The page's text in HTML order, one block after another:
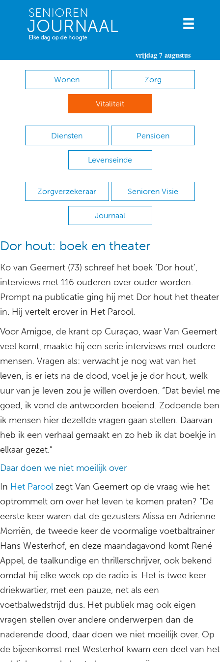
vrijdag 7 augustus
Wonen Zorg
Vitaliteit
Diensten Pensioen
Levenseinde
Zorgverzekeraar Senioren Visie
Journaal
Dor hout: boek en theater
Ko van Geemert (73) schreef het boek ‘Dor hout’,
interviews met 116 ouderen over ouder worden.
Prompt na publicatie ging hij met Dor hout het theater
in. Hij vertelt erover in Het Parool.
Voor Amigoe, de krant op Curaçao, waar Van Geemert
veel komt, maakte hij een serie interviews met oudere
mensen. Vragen als: verwacht je nog wat van het
leven, is er iets na de dood, voel je je dor hout, welk
uur van je leven zou je willen overdoen. “Dat beviel me
goed, ik vond de antwoorden boeiend. Zodoende ben
ik mensen hier dezelfde vragen gaan stellen. Daarvan
heb ik een verhaal gemaakt en zo heb ik dat boekje in
elkaar gezet.”
Daar doen we niet moeilijk over
In Het Parool zegt Van Geemert op de vraag wie het
optrommelt om over het leven te komen praten? “De
eerste keer waren dat de gezusters Alissa en Adrienne
Morriën, de tweede keer de voormalige voetbaltrainer
Hans Westerhof, en deze maandagavond komt René
Appel, de taalkundige en thrillerschrijver, ook bekend
omdat hij elke week op de radio is. Het is twee keer
driekwartier, met een pauze, net als een
voetbalwedstrijd dus. Het publiek mag ook eigen
vragen stellen over andere onderwerpen dan de
naderende dood, daar doen we niet moeilijk over. Op
de bijeenkomst met Westerhof kwam een deel van het